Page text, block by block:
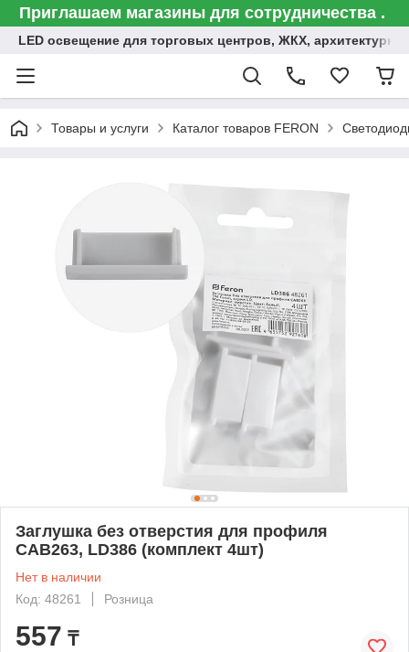
Приглашаем магазины для сотрудничества .
LED освещение для торговых центров, ЖКХ,
Товары и услуги Каталог товаров FERON
Заглушка без отверстия для профиля
CAB263, LD386 (комплект 4шт)
Нет в наличии
Код: 48261
Розница
557 ₸